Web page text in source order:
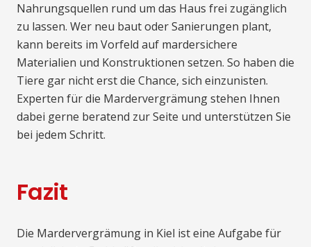
Nahrungsquellen rund um das Haus frei zugänglich
zu lassen. Wer neu baut oder Sanierungen plant,
kann bereits im Vorfeld auf mardersichere
Materialien und Konstruktionen setzen. So haben die
Tiere gar nicht erst die Chance, sich einzunisten.
Experten für die Mardervergrämung stehen Ihnen
dabei gerne beratend zur Seite und unterstützen Sie
bei jedem Schritt.
Fazit
Die Mardervergrämung in Kiel ist eine Aufgabe für